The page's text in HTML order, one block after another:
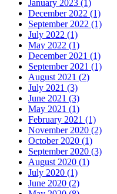
January 2023 (1)
December 2022 (1)
September 2022 (1)
July 2022 (1)
May 2022 (1)
December 2021 (1)
September 2021 (1)
August 2021 (2)
July 2021 (3)
June 2021 (3)
May 2021 (1)
February 2021 (1)
November 2020 (2)
October 2020 (1)
September 2020 (3)
August 2020 (1)
July 2020 (1)
June 2020 (2)